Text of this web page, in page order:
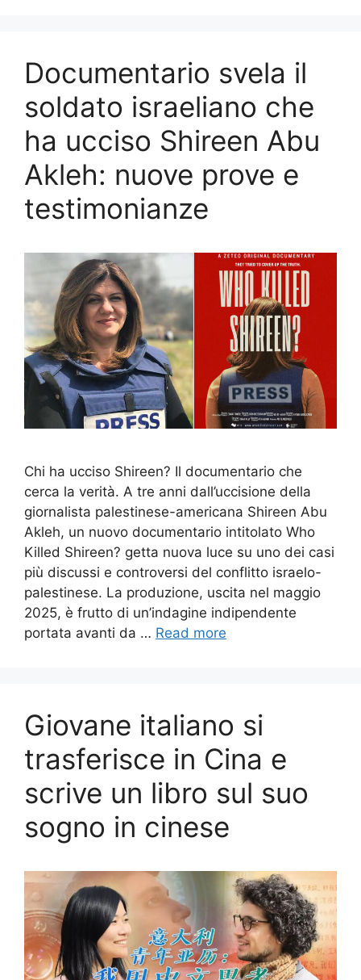
Documentario svela il
soldato israeliano che
ha ucciso Shireen Abu
Akleh: nuove prove e
testimonianze
Chi ha ucciso Shireen? Il documentario che
cerca la verità. A tre anni dall’uccisione della
giornalista palestinese-americana Shireen Abu
Akleh, un nuovo documentario intitolato Who
Killed Shireen? getta nuova luce su uno dei casi
più discussi e controversi del conflitto israelo-
palestinese. La produzione, uscita nel maggio
2025, è frutto di un’indagine indipendente
portata avanti da … Read more
Giovane italiano si
trasferisce in Cina e
scrive un libro sul suo
sogno in cinese